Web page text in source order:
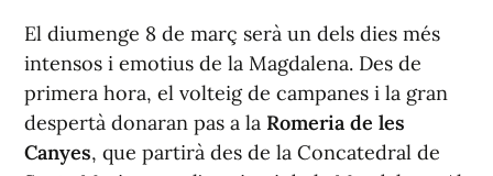
El diumenge 8 de març serà un dels dies més
intensos i emotius de la Magdalena. Des de
primera hora, el volteig de campanes i la gran
despertà donaran pas a la Romeria de les
Canyes, que partirà des de la Concatedral de